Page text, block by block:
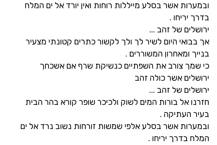
ובמערות אשר בסלע מייללות רוחות ואין יורד אל ים המלח
בדרך יריחו .
ירושלים של זהב ...
אך בבואי היום לשיר לך ולך לקשור כתרים קטונתי מצעיר
בנייך ומאחרון המשוררים .
כי שמך צורב את השפתיים כנשיקת שרף אם אשכחך
ירושלים אשר כולה זהב
ירושלים של זהב ...
חזרנו אל בורות המים לשוק ולכיכר שופר קורא בהר הבית
בעיר העתיקה .
ובמערות אשר בסלע אלפי שמשות זורחות נשוב נרד אל ים
המלח בדרך יריחו .